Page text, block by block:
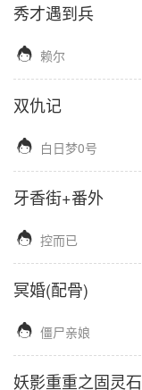
秀才遇到兵
 赖尔
双仇记
 白日梦0号
牙香街+番外
 控而已
冥婚(配骨)
 僵尸亲娘
妖影重重之固灵石